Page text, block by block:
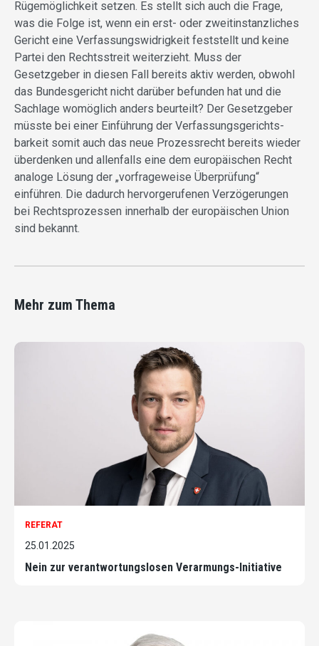
Rügemöglichkeit setzen. Es stellt sich auch die Frage,
was die Folge ist, wenn ein erst- oder zweitinstanzliches
Gericht eine Verfassungswidrigkeit feststellt und keine
Partei den Rechtsstreit weiterzieht. Muss der
Gesetzgeber in diesen Fall bereits aktiv werden, obwohl
das Bundesgericht nicht darüber befunden hat und die
Sachlage womöglich anders beurteilt? Der Gesetzgeber
müsste bei einer Einführung der Verfassungsgerichts-
barkeit somit auch das neue Prozessrecht bereits wieder
überdenken und allenfalls eine dem europäischen Recht
analoge Lösung der „vorfrageweise Überprüfung“
einführen. Die dadurch hervorgerufenen Verzögerungen
bei Rechtsprozessen innerhalb der europäischen Union
sind bekannt.
Mehr zum Thema
REFERAT
25.01.2025
Nein zur verantwortungslosen Verarmungs-Initiative